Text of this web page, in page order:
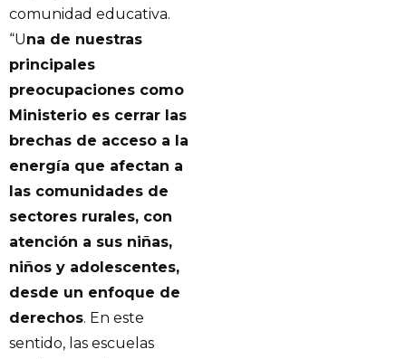
comunidad educativa.
“Una de nuestras
principales
preocupaciones como
Ministerio es cerrar las
brechas de acceso a la
energía que afectan a
las comunidades de
sectores rurales, con
atención a sus niñas,
niños y adolescentes,
desde un enfoque de
derechos. En este
sentido, las escuelas